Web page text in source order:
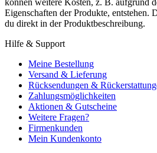
können weitere Kosten, z. B. aufgrund
Eigenschaften der Produkte, entstehen.
du direkt in der Produktbeschreibung.
Hilfe & Support
Meine Bestellung
Versand & Lieferung
Rücksendungen &
Zahlungsmöglichkeiten
Aktionen & Gutscheine
Weitere Fragen?
Firmenkunden
Mein Kundenkonto